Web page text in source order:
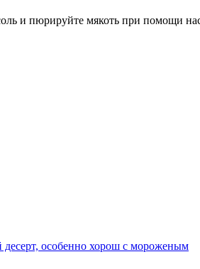
и пюрируйте мякоть при помощи
особенно хорош с мороженым